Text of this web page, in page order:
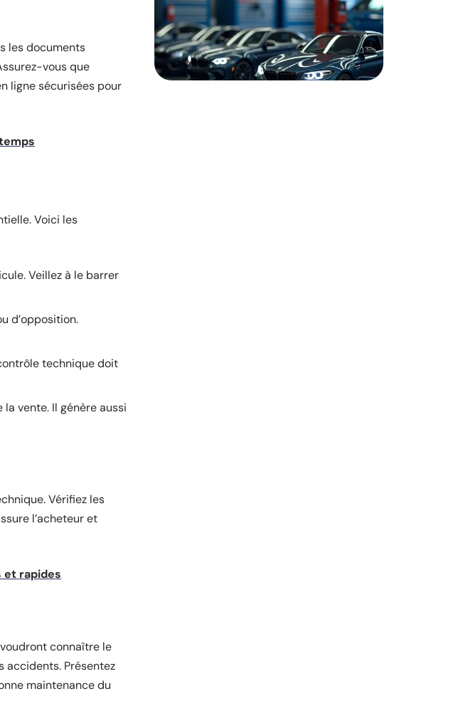
les documents
vous que
ligne sécurisées pour
Voici les
Veillez à le barrer
d’opposition.
technique doit
vente. Il génère aussi
Vérifiez les
l’acheteur et
et rapides
connaître le
accidents. Présentez
maintenance du